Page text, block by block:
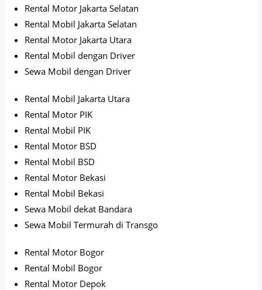
Rental Motor Jakarta Selatan
Rental Mobil Jakarta Selatan
Rental Motor Jakarta Utara
Rental Mobil dengan Driver
Sewa Mobil dengan Driver
Rental Mobil Jakarta Utara
Rental Motor PIK
Rental Mobil PIK
Rental Motor BSD
Rental Mobil BSD
Rental Motor Bekasi
Rental Mobil Bekasi
Sewa Mobil dekat Bandara
Sewa Mobil Termurah di Transgo
Rental Motor Bogor
Rental Mobil Bogor
Rental Motor Depok